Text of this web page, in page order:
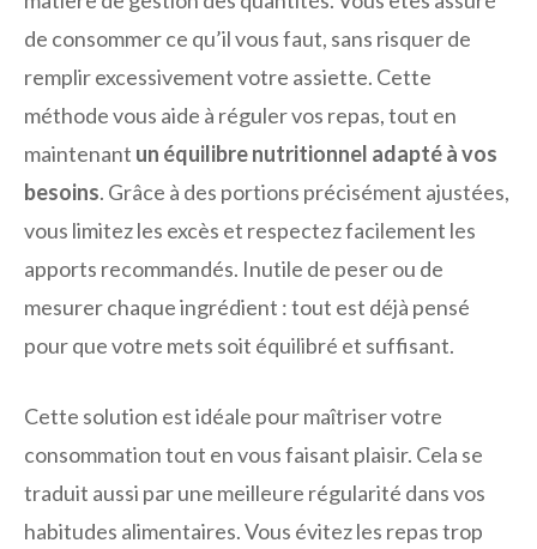
de consommer ce qu’il vous faut, sans risquer de
remplir excessivement votre assiette. Cette
méthode vous aide à réguler vos repas, tout en
maintenant un équilibre nutritionnel adapté à vos
besoins. Grâce à des portions précisément ajustées,
vous limitez les excès et respectez facilement les
apports recommandés. Inutile de peser ou de
mesurer chaque ingrédient : tout est déjà pensé
pour que votre mets soit équilibré et suffisant.
Cette solution est idéale pour maîtriser votre
consommation tout en vous faisant plaisir. Cela se
traduit aussi par une meilleure régularité dans vos
habitudes alimentaires. Vous évitez les repas trop